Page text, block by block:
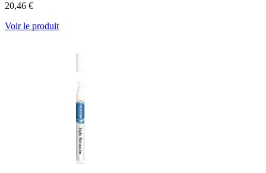
20,46 €
Voir le produit